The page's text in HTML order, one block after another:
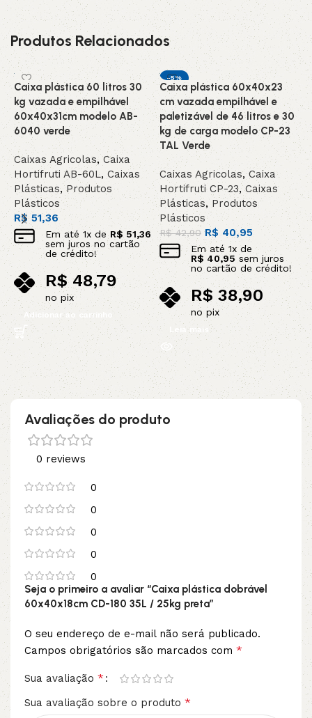
Produtos Relacionados
Caixa plástica 60 litros 30
kg vazada e empilhável
60x40x31cm modelo AB-
6040 verde
Caixas Agricolas,Caixa
Hortifruti AB-60L, Caixas
Plásticas,Produtos
Plásticos
R$51,36
Em até 1x deR$ 51,36
sem juros no cartão
de crédito!
R$48,79
no pix
Adicionar ao carrinho
-5%
INDISPONIVEL /
SOB ENCOMEN
DESTAQUE
Caixa plástica 60x40x23
cm vazada empilhável e
paletizável de 46 litros e 30
kg de carga modelo CP-23
TAL Verde
Caixas Agricolas,Caixa
Hortifruti CP-23,Caixas
Plásticas, Produtos
Plásticos
R$42,90 R$ 40,95
Em até 1x de
R$ 40,95sem juros
no cartão de crédito!
R$ 38,90
no pix
Leia mais
Avaliações do produto
0 reviews
0
0
0
0
0
Seja o primeiro a avaliar “Caixa plástica dobrável
60x40x18cm CD-180 35L / 25kg preta”
O seu endereço de e-mail não será publicado.
Campos obrigatórios são marcados com *
Sua avaliação *
Sua avaliação sobre o produto *